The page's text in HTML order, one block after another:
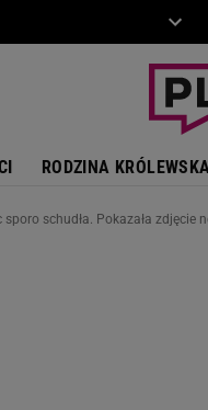
RODZINA
sporo schudła. Pokazała zdjęcie